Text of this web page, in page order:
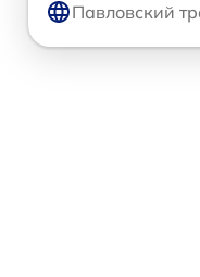
Павловский